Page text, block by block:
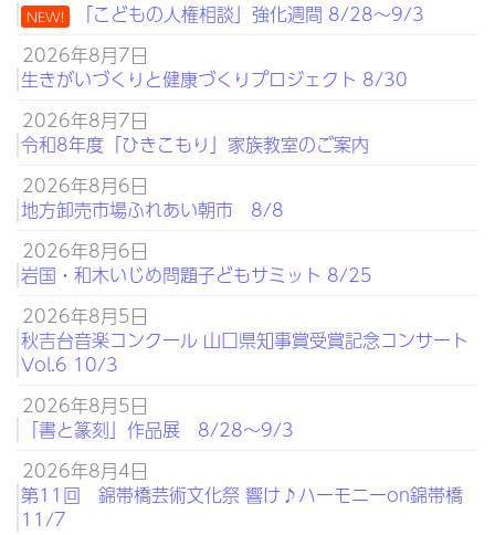
NEW!
「こどもの人権相談」強化週間 8/28～9/3
2026年8月7日
生きがいづくりと健康づくりプロジェクト 8/30
2026年8月7日
令和8年度「ひきこもり」家族教室のご案内
2026年8月6日
地方卸売市場ふれあい朝市 8/8
2026年8月6日
岩国・和木いじめ問題子どもサミット 8/25
2026年8月5日
秋吉台音楽コンクール 山口県知事賞受賞記念コンサート
Vol.6 10/3
2026年8月5日
「書と篆刻」作品展 8/28～9/3
2026年8月4日
第11回 錦帯橋芸術文化祭 響け♪ハーモニーon錦帯橋
11/7